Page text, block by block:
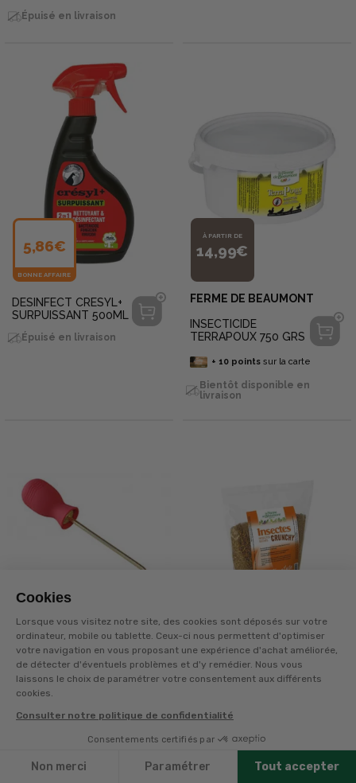
Cookies
Lorsque vous visitez notre site, des cookies sont déposés sur votre
ordinateur, mobile ou tablette. Ceux-ci nous permettent d'optimiser
votre navigation en vous proposant une expérience d'achat améliorée,
de détecter d'éventuels problèmes et d'y remédier. Nous vous
laissons le choix de paramétrer votre consentement aux différents
cookies.
Consulter notre politique de confidentialité
Consentements certifiés par
Non merci Paramétrer Tout accepter
Filtres
Épuisé en livraison
5,86€
BONNE AFFAIRE
DESINFECT CRESYL+
SURPUISSANT 500ML
Épuisé en livraison
À PARTIR DE
14,99€
FERME DE BEAUMONT
INSECTICIDE
TERRAPOUX 750 GRS
+ 10pointssur la carte
Bientôt disponible en
livraison
7,75€
BONNE AFFAIRE
LIFLAND
PULVERISATEUR
TERRE DE DIATOMEE
Épuisé en livraison
8,99€
FERME DE BEAUMONT
SECHES CRUNCHY
Bientôt disponible en
livraison